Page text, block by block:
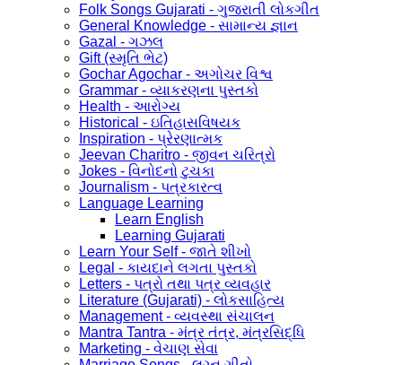
Folk Songs Gujarati - ગુજરાતી લોકગીત
General Knowledge - સામાન્ય જ્ઞાન
Gazal - ગઝલ
Gift (સ્મૃતિ ભેટ)
Gochar Agochar - અગોચર વિશ્વ
Grammar - વ્યાકરણના પુસ્તકો
Health - આરોગ્ય
Historical - ઇતિહાસવિષયક
Inspiration - પ્રેરણાત્મક
Jeevan Charitro - જીવન ચરિત્રો
Jokes - વિનોદનો ટુચકા
Journalism - પત્રકારત્વ
Language Learning
Learn English
Learning Gujarati
Learn Your Self - જાતે શીખો
Legal - કાયદાને લગતા પુસ્તકો
Letters - પત્રો તથા પત્ર વ્યવહાર
Literature (Gujarati) - લોકસાહિત્ય
Management - વ્યવસ્થા સંચાલન
Mantra Tantra - મંત્ર તંત્ર, મંત્રસિદ્ધિ
Marketing - વેચાણ સેવા